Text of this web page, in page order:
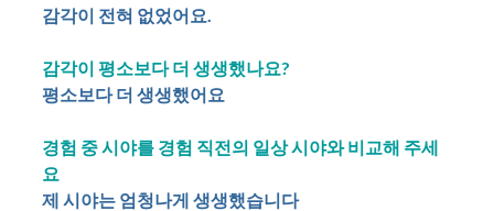
감각이 전혀 없었어요.
감각이 평소보다 더 생생했나요?
평소보다 더 생생했어요
경험 중 시야를 경험 직전의 일상 시야와 비교해 주세
요
제 시야는 엄청나게 생생했습니다